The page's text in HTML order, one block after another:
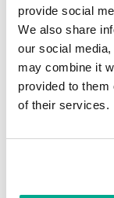
provide social
We also share
our social
may combine it
provided to them
of their services.
Se você é um
saberdo
tradução livre,
Global)– são
em proteger
mais